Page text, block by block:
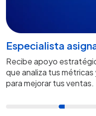
Especialista
Recibe apoyo
que analiza tus
para mejorar tus ventas.